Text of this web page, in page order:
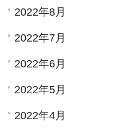
2022年8月
2022年7月
2022年6月
2022年5月
2022年4月